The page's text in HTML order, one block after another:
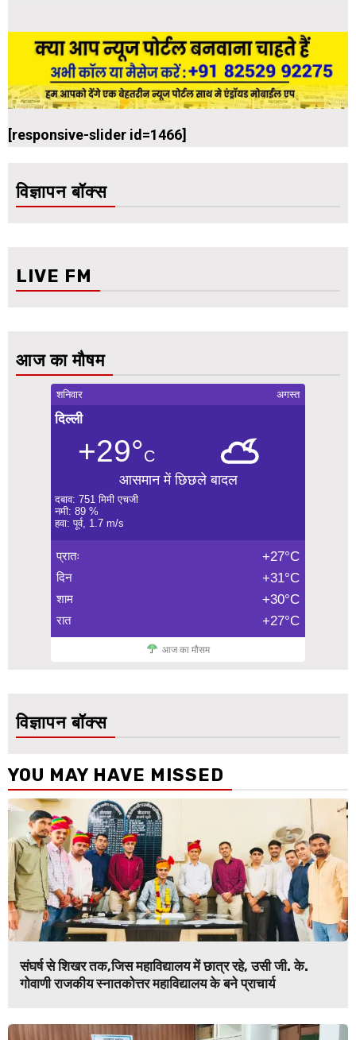
[responsive-slider id=1466]
विज्ञापन बॉक्स
LIVE FM
आज का मौषम
शनिवार अगस्त
दिल्ली
+29°C
आसमान में छिछले बादल
दबाव: 751 मिमी एचजी
नमी: 89 %
हवा: पूर्व, 1.7 m/s
प्रातः +27°C
दिन +31°C
शाम +30°C
रात +27°C
आज का मौसम
विज्ञापन बॉक्स
YOU MAY HAVE MISSED
संघर्ष से शिखर तक,जिस महाविद्यालय में छात्र रहे, उसी जी. के.
गोवाणी राजकीय स्नातकोत्तर महाविद्यालय के बने प्राचार्य